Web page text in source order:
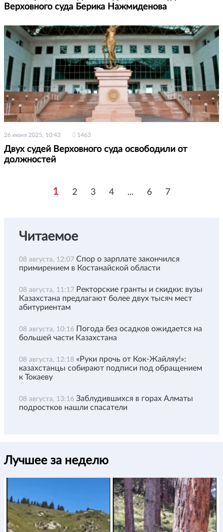
Верховного суда Берика Нажмиденова
26 июня 2025, 10:43 1463
Двух судей Верховного суда освободили от
должностей
1 2 3 4 ... 6 7
Читаемое
08 августа, 12:07 Спор о зарплате закончился
примирением в Костанайской области
08 августа, 11:17 Ректорские гранты и скидки: вузы
Казахстана предлагают более двух тысяч мест
абитуриентам
08 августа, 10:16 Погода без осадков ожидается на
большей части Казахстана
08 августа, 12:18 «Руки прочь от Кок-Жайляу!»:
казахстанцы собирают подписи под обращением
к Токаеву
08 августа, 13:16 Заблудившихся в горах Алматы
подростков нашли спасатели
Лучшее за неделю